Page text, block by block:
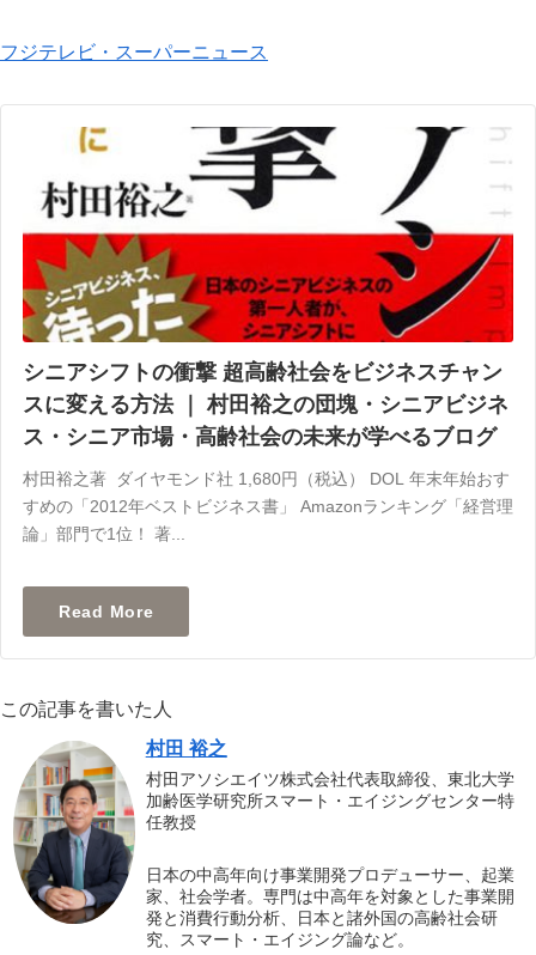
フジテレビ・スーパーニュース
シニアシフトの衝撃 超高齢社会をビジネスチャン
スに変える方法 ｜ 村田裕之の団塊・シニアビジネ
ス・シニア市場・高齢社会の未来が学べるブログ
村田裕之著 ダイヤモンド社 1,680円（税込） DOL 年末年始おす
すめの「2012年ベストビジネス書」 Amazonランキング「経営理
論」部門で1位！ 著...
この記事を書いた人
村田 裕之
村田アソシエイツ株式会社代表取締役、東北大学
加齢医学研究所スマート・エイジングセンター特
任教授
日本の中高年向け事業開発プロデューサー、起業
家、社会学者。専門は中高年を対象とした事業開
発と消費行動分析、日本と諸外国の高齢社会研
究、スマート・エイジング論など。